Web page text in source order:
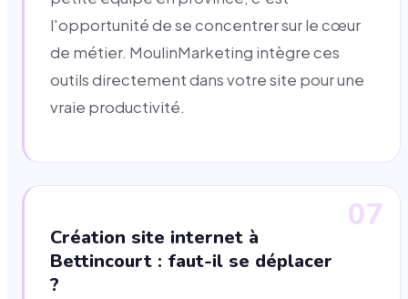
l'opportunité de se concentrer sur le cœur
de métier. MoulinMarketing intègre ces
outils directement dans votre site pour une
vraie productivité.
07
Création site internet à
Bettincourt : faut-il se déplacer
?